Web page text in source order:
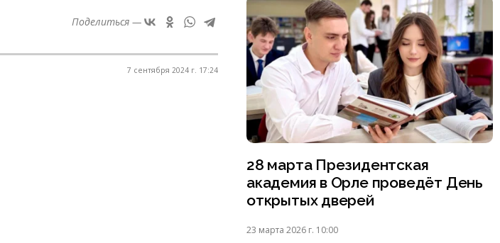
Поделиться —
7 сентября 2024 г. 17:24
28 марта Президентская
академия в Орле проведёт День
открытых дверей
23 марта 2026 г. 10:00